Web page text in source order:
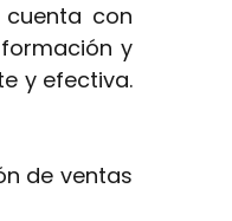
con
y
y efectiva.
de ventas